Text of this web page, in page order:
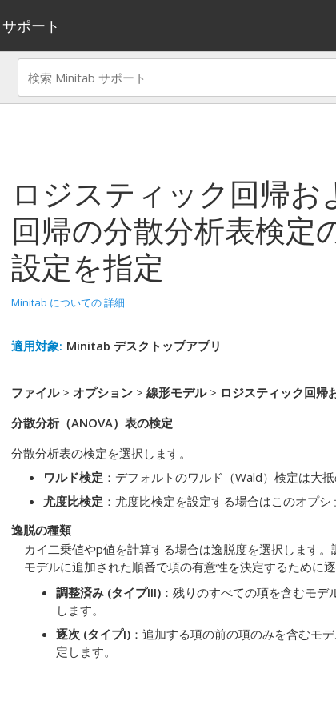
サポート
ロジスティック回帰お
回帰の分散分析表検定
設定を指定
Minitab についての 詳細
適用対象: Minitab デスクトップアプリ
ファイル> オプション > 線形モデル> ロジスティック回帰
分散分析（ANOVA）表の検定
分散分析表の検定を選択します。
ワルド検定 ：デフォルトのワルド（Wald）検定は大
尤度比検定 ：尤度比検定を設定する場合はこのオプシ
逸脱の種類
カイ二乗値やp値を計算する場合は逸脱度を選択します。
モデルに追加された順番で項の有意性を決定するために逐
調整済み (タイプIII) ：残りのすべての項を含むモ
します。
逐次 (タイプI) ：追加する項の前の項のみを含むモ
定します。